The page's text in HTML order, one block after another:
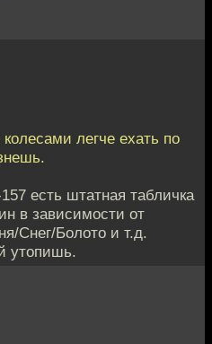
легче ехать по
есть штатная табличка
в зависимости от
Снег/Болото и т.д.
утопишь.